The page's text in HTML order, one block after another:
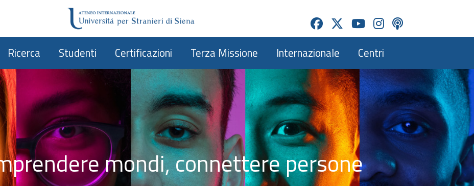
Ricerca Studenti Certificazioni Terza Missione Internazionale Centri
mondi, connettere persone